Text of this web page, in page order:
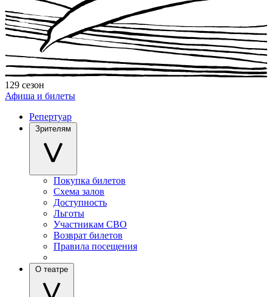
129 сезон
Афиша и билеты
Репертуар
Зрителям
Покупка билетов
Схема залов
Доступность
Льготы
Участникам СВО
Возврат билетов
Правила посещения
О театре